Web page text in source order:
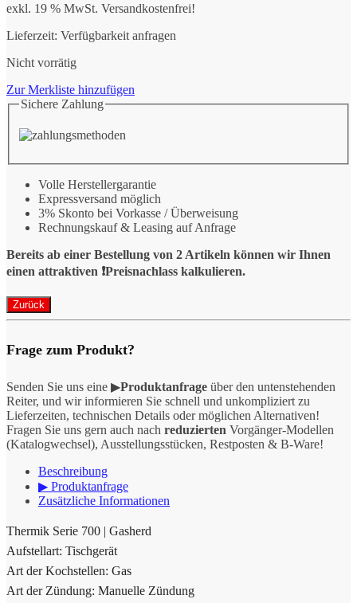
exkl. 19 % MwSt. Versandkostenfrei!
Lieferzeit: Verfügbarkeit anfragen
Nicht vorrätig
Zur Merkliste hinzufügen
Sichere Zahlung
Volle Herstellergarantie
Expressversand möglich
3% Skonto bei Vorkasse / Überweisung
Rechnungskauf & Leasing auf Anfrage
Bereits ab einer Bestellung von 2 Artikeln können wir Ihnen
einen attraktiven ❗️Preisnachlass kalkulieren.
Frage zum Produkt?
Senden Sie uns eine ▶Produktanfrage über den untenstehenden
Reiter, und wir informieren Sie schnell und unkompliziert zu
Lieferzeiten, technischen Details oder möglichen Alternativen!
Fragen Sie uns gern auch nach reduzierten Vorgänger-Modellen
(Katalogwechsel), Ausstellungsstücken, Restposten & B-Ware!
Beschreibung
▶ Produktanfrage
Zusätzliche Informationen
Thermik Serie 700 | Gasherd
Aufstellart: Tischgerät
Art der Kochstellen: Gas
Art der Zündung: Manuelle Zündung